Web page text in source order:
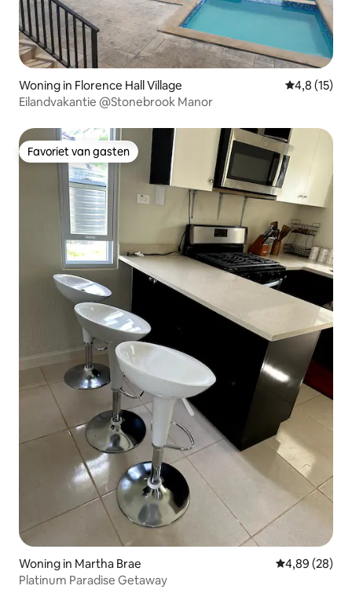
Woning in Florence Hall Village
4,8 (15)
Eilandvakantie @Stonebrook Manor
Favoriet van gasten
Favoriet van gasten
Woning in Martha Brae Gemiddelde
4,89 (28)
Platinum Paradise Getaway